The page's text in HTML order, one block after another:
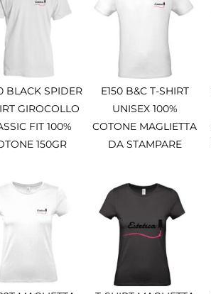
BLACK SPIDER
GIROCOLLO
FIT 100%
150GR
E150 B&C T-SHIRT
UNISEX 100%
COTONE MAGLIETTA
DA STAMPARE